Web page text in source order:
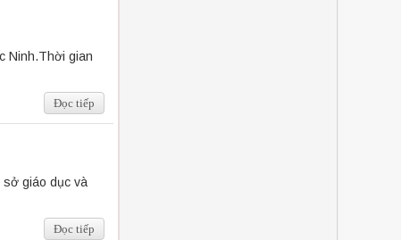
Ninh.Thời gian
Đọc tiếp
giáo dục và
Đọc tiếp